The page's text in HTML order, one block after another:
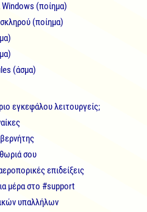
Windows (ποίημα)
(ποίημα)
(άσμα)
εγκεφάλου λειτουργείς;
σου
επιδείξεις
μέρα στο #support
υπαλλήλων